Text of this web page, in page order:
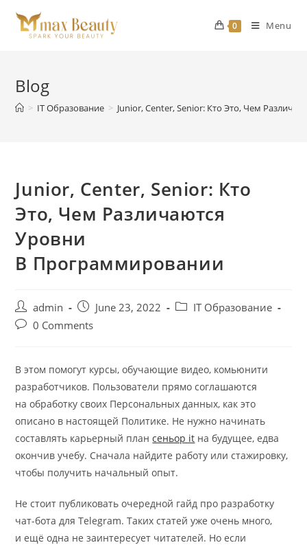
content
0 Menu
Blog
> IT Образование > Junior, Center, Senior: Кто Это, Чем
Junior, Center, Senior: Кто
Это, Чем Различаются
Уровни
В Программировании
Post
author:
admin
Post
published:
June 23, 2022
PostIT Образование
Post0 Comments
В этом помогут курсы, обучающие видео, комьюнити
разработчиков. Пользователи прямо соглашаются
на обработку своих Персональных данных, как это
описано в настоящей Политике. Не нужно начинать
составлять карьерный плансеньор it на будущее, едва
окончив учебу. Сначала найдите работу или стажировку,
чтобы получить начальный опыт.
Не стоит публиковать очередной гайд про разработку
чат-бота для Telegram. Таких статей уже очень много,
и ещё одна не заинтересует читателей. Но если